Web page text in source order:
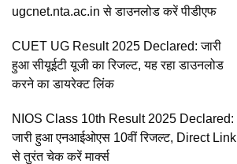
ugcnet.nta.ac.in से डाउनलोड करें पीडीएफ
CUET UG Result 2025 Declared: जारी
हुआ सीयूईटी यूजी का रिजल्ट, यह रहा डाउनलोड
करने का डायरेक्ट लिंक
NIOS Class 10th Result 2025 Declared:
जारी हुआ एनआईओएस 10वीं रिजल्ट, Direct Link
से तुरंत चेक करें मार्क्स